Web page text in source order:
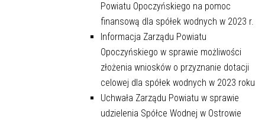
Powiatu Opoczyńskiego na pomoc
finansową dla spółek wodnych w 2023 r.
Informacja Zarządu Powiatu
Opoczyńskiego w sprawie możliwości
złożenia wniosków o przyznanie dotacji
celowej dla spółek wodnych w 2023 roku
Uchwała Zarządu Powiatu w sprawie
udzielenia Spółce Wodnej w Ostrowie